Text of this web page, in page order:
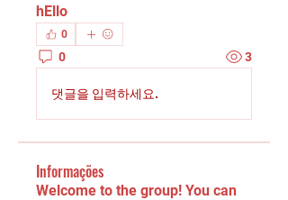
hEllo
0
0 3
댓글을 입력하세요.
Informações
Welcome to the group! You can